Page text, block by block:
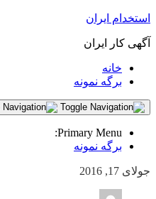
استخدام ایران
آگهی کار ایران
خانه
برگه نمونه
Primary Menu:
برگه نمونه
جولای 17, 2016